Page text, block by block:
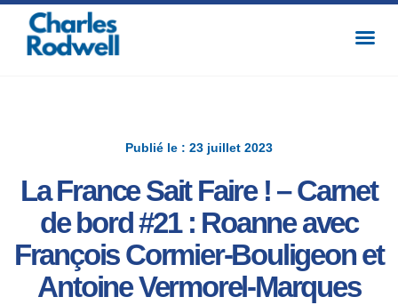
Publié le : 23 juillet 2023
La France Sait Faire ! – Carnet
de bord #21 : Roanne avec
François Cormier-Bouligeon et
Antoine Vermorel-Marques